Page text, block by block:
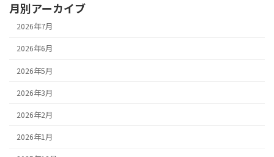
月別アーカイブ
2026年7月
2026年6月
2026年5月
2026年3月
2026年2月
2026年1月